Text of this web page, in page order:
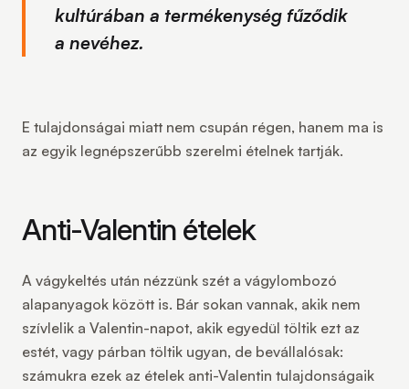
kultúrában a termékenység fűződik
a nevéhez.
E tulajdonságai miatt nem csupán régen, hanem ma is
az egyik legnépszerűbb szerelmi ételnek tartják.
Anti-Valentin ételek
A vágykeltés után nézzünk szét a vágylombozó
alapanyagok között is. Bár sokan vannak, akik nem
szívlelik a Valentin-napot, akik egyedül töltik ezt az
estét, vagy párban töltik ugyan, de bevállalósak:
számukra ezek az ételek anti-Valentin tulajdonságaik